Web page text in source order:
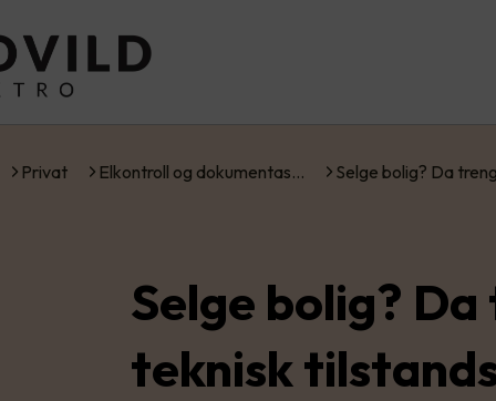
Privat Elkontroll og dokumentas… Selge bolig? Da
Selge bolig?
teknisk